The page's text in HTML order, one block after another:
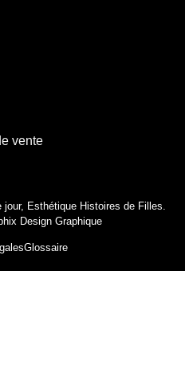
vente
Esthétique Histoires de Filles.
Design Graphique
Glossaire